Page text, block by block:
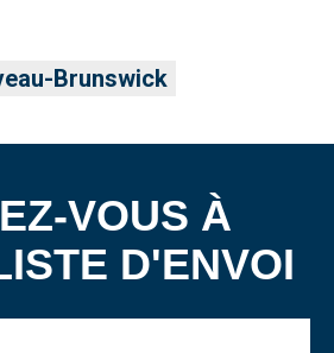
Brunswick
VOUS À
D'ENVOI